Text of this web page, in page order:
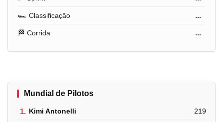
🏎️ Classificação ...
🏁 Corrida ...
Mundial de Pilotos
1. Kimi Antonelli 219